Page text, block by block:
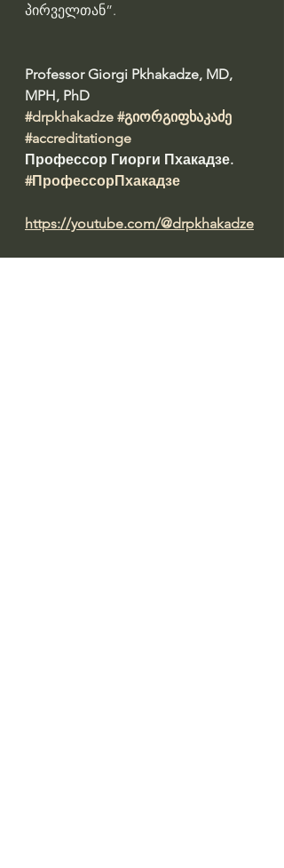
პირველთან”.
Professor Giorgi Pkhakadze, MD,
MPH, PhD
#drpkhakadze #გიორგიფხაკაძე
#accreditationge
Профессор Гиорги Пхакадзе.
#ПрофессорПхакадзе
https://youtube.com/@drpkhakadze